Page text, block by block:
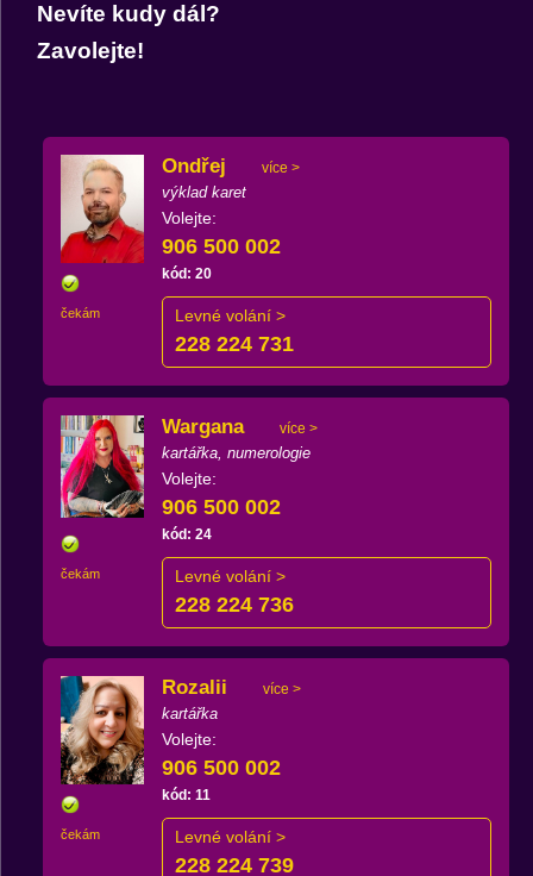
Nevíte kudy dál?
Zavolejte!
čekám
Ondřej více >
výklad karet
Volejte:
906 500 002
kód: 20
Levné volání >
228 224 731
čekám
Wargana více >
kartářka, numerologie
Volejte:
906 500 002
kód: 24
Levné volání >
228 224 736
čekám
Rozalii více >
kartářka
Volejte:
906 500 002
kód: 11
Levné volání >
228 224 739